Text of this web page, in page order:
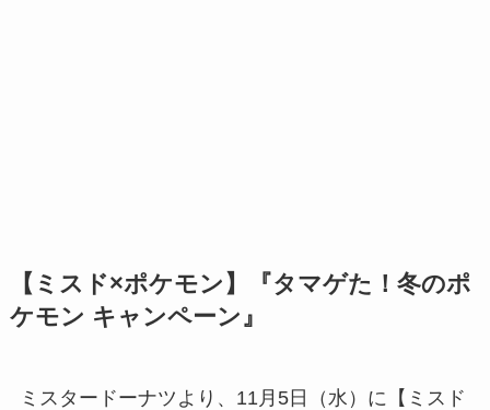
【ミスド×ポケモン】『タマゲた！冬のポ
ケモン キャンペーン』
ミスタードーナツより、11月5日（水）に【ミスド